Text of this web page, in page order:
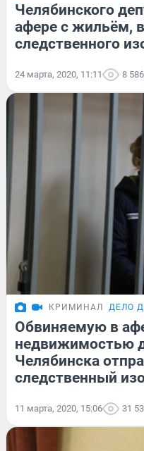
Челябинского
афере с жильём,
следственного
24 марта, 2020, 11:11 8 586
КРИМИНАЛ ДЕЛО
Обвиняемую в
недвижимостью
Челябинска
следственный
11 марта, 2020, 15:06 31